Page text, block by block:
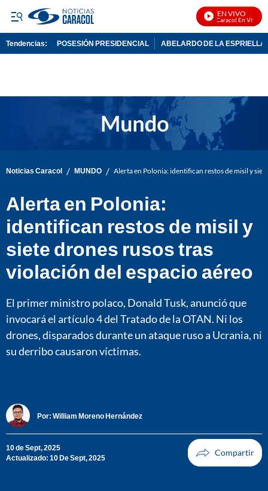
EN VIVO
Noticias Caracol En Vivo
Tendencias: POSESIÓN PRESIDENCIAL ABELARDO DE LA ESPRIELLA
Noticias Caracol / MUNDO / Alerta en Polonia: identifican restos de misil y
Alerta en Polonia:
identifican restos de misil y
siete drones rusos tras
violación del espacio aéreo
El primer ministro polaco, Donald Tusk, anunció que
invocará el artículo 4 del Tratado de la OTAN. Ni los
drones, disparados durante un ataque ruso a Ucrania, ni
su derribo causaron víctimas.
Por: William Moreno Hernández
10 de Sept, 2025
Actualizado: 10 De Sept, 2025